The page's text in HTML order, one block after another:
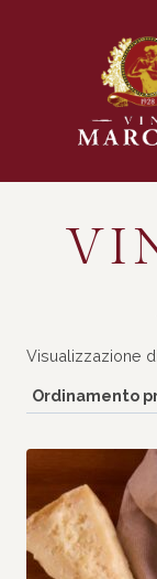
Visualizzazione